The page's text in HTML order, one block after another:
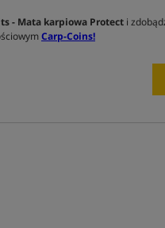
- Mata karpiowa Protect i
Carp-Coins!